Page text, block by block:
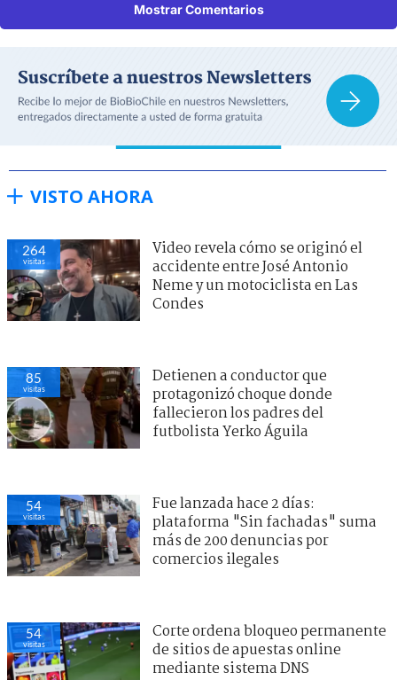
Mostrar Comentarios
VISTO AHORA
264
visitas
Video revela cómo se originó el
accidente entre José Antonio
Neme y un motociclista en Las
Condes
85
visitas
Detienen a conductor que
protagonizó choque donde
fallecieron los padres del
futbolista Yerko Águila
54
visitas
Fue lanzada hace 2 días:
plataforma "Sin fachadas" suma
más de 200 denuncias por
comercios ilegales
54
visitas
Corte ordena bloqueo permanente
de sitios de apuestas online
mediante sistema DNS